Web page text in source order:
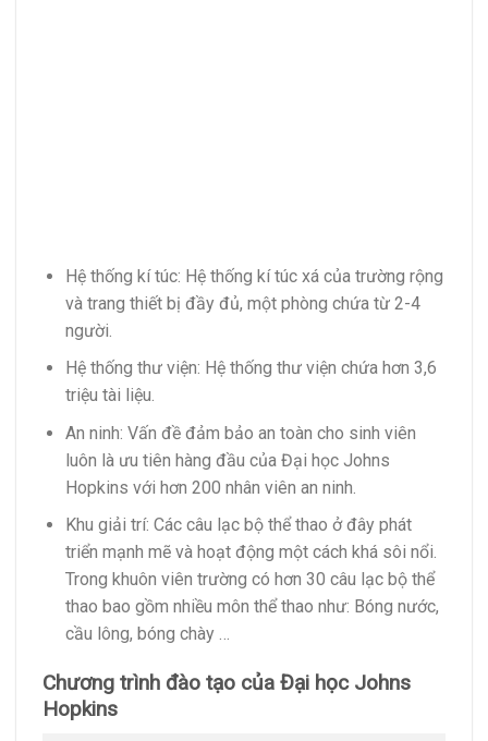
Hệ thống kí túc: Hệ thống kí túc xá của trường rộng
và trang thiết bị đầy đủ, một phòng chứa từ 2-4
người.
Hệ thống thư viện: Hệ thống thư viện chứa hơn 3,6
triệu tài liệu.
An ninh: Vấn đề đảm bảo an toàn cho sinh viên
luôn là ưu tiên hàng đầu của Đại học Johns
Hopkins với hơn 200 nhân viên an ninh.
Khu giải trí: Các câu lạc bộ thể thao ở đây phát
triển mạnh mẽ và hoạt động một cách khá sôi nổi.
Trong khuôn viên trường có hơn 30 câu lạc bộ thể
thao bao gồm nhiều môn thể thao như: Bóng nước,
cầu lông, bóng chày …
Chương trình đào tạo của Đại học Johns
Hopkins